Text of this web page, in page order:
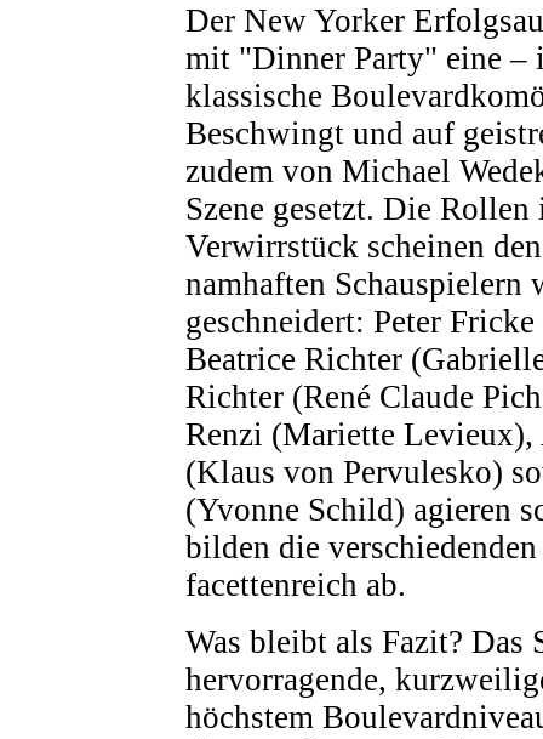
Der New Yorker
mit "Dinner Party" eine –
klassische
Beschwingt und auf
zudem von Michael
Szene gesetzt. Die
Verwirrstück scheinen
namhaften Schauspielern
geschneidert: Peter
Beatrice Richter
Richter (René Claude
Renzi (Mariette
(Klaus von Pervulesko)
(Yvonne Schild) agieren
bilden die
facettenreich ab.
Was bleibt als Fazit? Das
hervorragende,
höchstem